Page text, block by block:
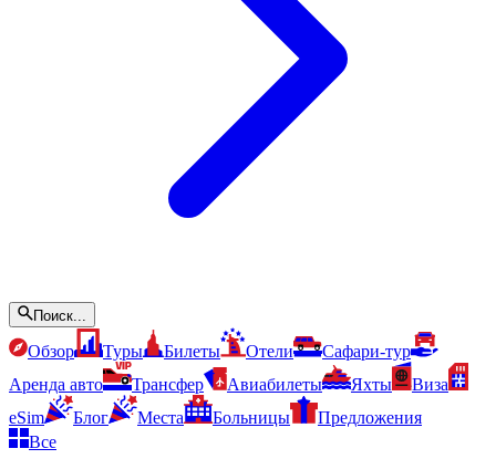
Поиск...
Обзор Туры Билеты Отели
Сафари-тур
Аренда авто
Трансфер Авиабилеты Яхты
Виза
eSim
Блог Места Больницы
Предложения
Все